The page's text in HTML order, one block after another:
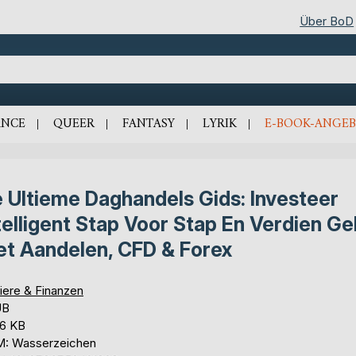
Über BoD
QUEER FANTASY LYRIK E-BOOK-
Ultieme Daghandels Gids: Investeer
Stap Voor Stap En Verdien
Aandelen, CFD & Forex
& Finanzen
KB
Wasserzeichen